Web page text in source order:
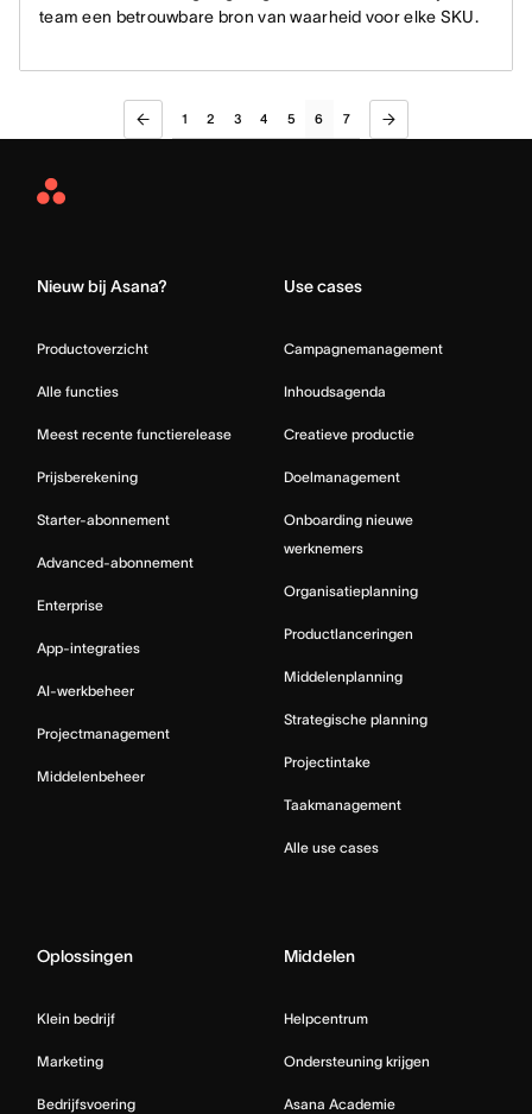
team een betrouwbare bron van waarheid voor elke SKU.
1 2 3 4 5 6 7
Asana
Nieuw bij Asana?
Productoverzicht
Alle functies
Meest recente functierelease
Prijsberekening
Starter-abonnement
Advanced-abonnement
Enterprise
App-integraties
AI-werkbeheer
Projectmanagement
Middelenbeheer
Use cases
Campagnemanagement
Inhoudsagenda
Creatieve productie
Doelmanagement
Onboarding nieuwe
werknemers
Organisatieplanning
Productlanceringen
Middelenplanning
Strategische planning
Projectintake
Taakmanagement
Alle use cases
Oplossingen
Klein bedrijf
Marketing
Bedrijfsvoering
Middelen
Helpcentrum
Ondersteuning krijgen
Asana Academie